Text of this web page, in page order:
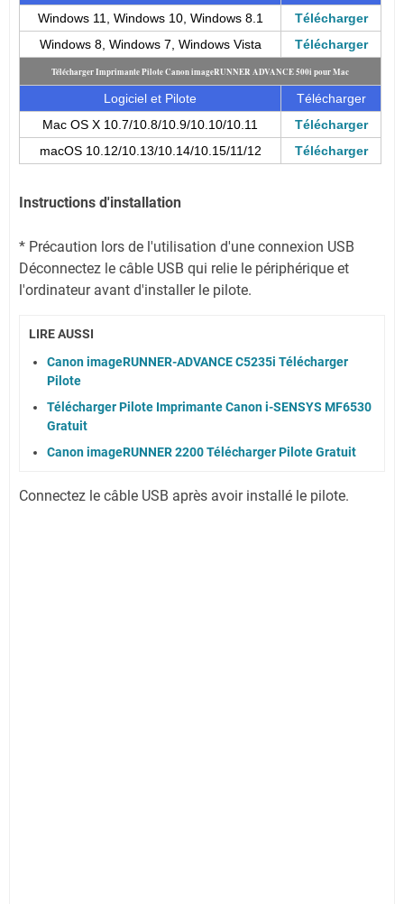
Windows 11, Windows 10, Windows 8.1
Télécharger
Windows 8, Windows 7, Windows Vista
Télécharger
Télécharger Imprimante Pilote Canon imageRUNNER ADVANCE 500i pour Mac
Logiciel et Pilote
Télécharger
Mac OS X 10.7/10.8/10.9/10.10/10.11
Télécharger
macOS 10.12/10.13/10.14/10.15/11/12
Télécharger
Instructions d'installation
* Précaution lors de l'utilisation d'une connexion USB
Déconnectez le câble USB qui relie le périphérique et
l'ordinateur avant d'installer le pilote.
LIRE AUSSI
Canon imageRUNNER-ADVANCE C5235i Télécharger
Pilote
Télécharger Pilote Imprimante Canon i-SENSYS MF6530
Gratuit
Canon imageRUNNER 2200 Télécharger Pilote Gratuit
Connectez le câble USB après avoir installé le pilote.